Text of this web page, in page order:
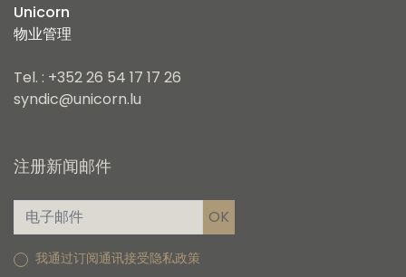
Unicorn
物业管理
Tel. : +352 26 54 17 17 26
syndic@unicorn.lu
注册新闻邮件
我通过订阅通讯接受隐私政策